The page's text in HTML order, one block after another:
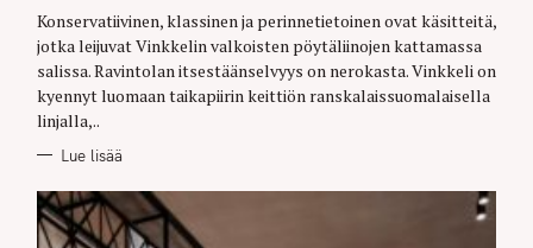
O
R
I
E
S
Konservatiivinen, klassinen ja perinnetietoinen ovat käsitteitä,
jotka leijuvat Vinkkelin valkoisten pöytäliinojen kattamassa
salissa. Ravintolan itsestäänselvyys on nerokasta. Vinkkeli on
kyennyt luomaan taikapiirin keittiön ranskalaissuomalaisella
linjalla,..
Lue lisää